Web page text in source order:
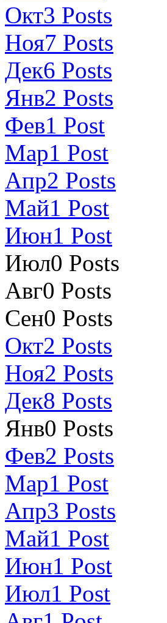
Окт3 Posts
Ноя7 Posts
Дек6 Posts
Янв2 Posts
Фев1 Post
Мар1 Post
Апр2 Posts
Май1 Post
Июн1 Post
Июл0 Posts
Авг0 Posts
Сен0 Posts
Окт2 Posts
Ноя2 Posts
Дек8 Posts
Янв0 Posts
Фев2 Posts
Мар1 Post
Апр3 Posts
Май1 Post
Июн1 Post
Июл1 Post